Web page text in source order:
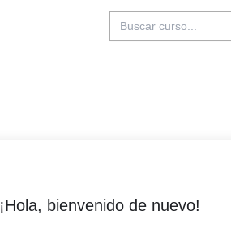
Buscar:
¡Hola, bienvenido de nuevo!